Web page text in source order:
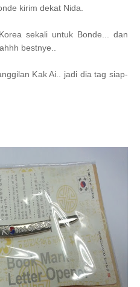
kirim dekat Nida.
sekali untuk Bonde... dan
bestnye..
Kak Ai.. jadi dia tag siap-